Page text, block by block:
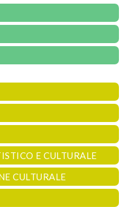
E CULTURALE
CULTURALE